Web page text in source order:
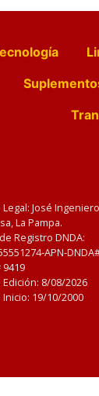
José
La Pampa.
Registro DNDA:
APN-
9419
Edición: 8/08/2026
Inicio: 19/10/2000